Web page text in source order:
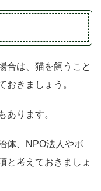
合は、猫を飼うこと
おきましょう。
あります。
体、NPO法人やボ
と考えておきましょ